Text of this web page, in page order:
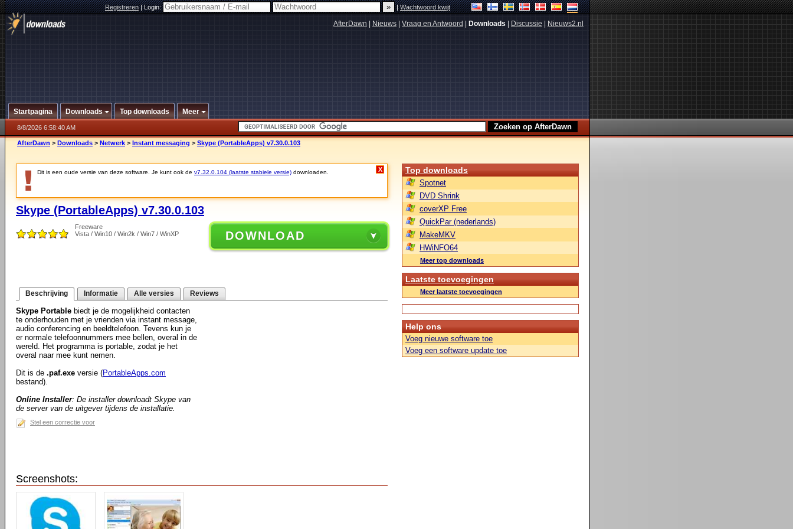
Registreren|Login: |Wachtwoord kwijt
AfterDawn Nieuws Vraag en Antwoord Downloads Discussie Nieuws2.nl
Startpagina Downloads Top downloads Meer
8/8/2026 6:58:40 AM
AfterDawn > Downloads > Netwerk > Instant messaging > Skype (PortableApps) v7.30.0.103
Dit is een oude versie van deze software. Je kunt ook de v7.32.0.104 (laatste stabiele versie) downloaden. X
Skype (PortableApps) v7.30.0.103
Freeware
Vista / Win10 / Win2k / Win7 / WinXP
DOWNLOAD
Beschrijving Informatie Alle versies Reviews
Skype Portable biedt je de mogelijkheid contacten
te onderhouden met je vrienden via instant message,
audio conferencing en beeldtelefoon. Tevens kun je
er normale telefoonnummers mee bellen, overal in de
wereld. Het programma is portable, zodat je het
overal naar mee kunt nemen.
Dit is de .paf.exe versie (PortableApps.com
bestand).
Online Installer: De installer downloadt Skype van
de server van de uitgever tijdens de installatie.
Stel een correctie voor
Screenshots:
Top downloads
Spotnet
DVD Shrink
coverXP Free
QuickPar (nederlands)
MakeMKV
HWiNFO64
Meer top downloads
Laatste toevoegingen
Meer laatste toevoegingen
Help ons
Voeg nieuwe software toe
Voeg een software update toe